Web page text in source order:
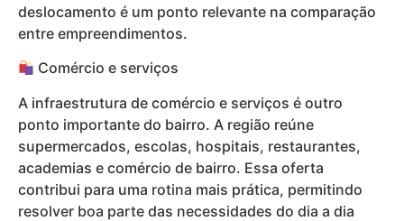
deslocamento é um ponto relevante na comparação
entre empreendimentos.
Comércio e serviços
A infraestrutura de comércio e serviços é outro
ponto importante do bairro. A região reúne
supermercados, escolas, hospitais, restaurantes,
academias e comércio de bairro. Essa oferta
contribui para uma rotina mais prática, permitindo
resolver boa parte das necessidades do dia a dia